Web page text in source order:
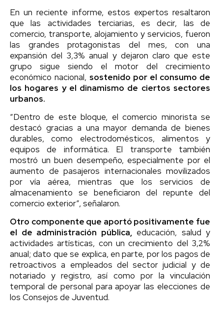
En un reciente informe, estos expertos resaltaron
que las actividades terciarias, es decir, las de
comercio, transporte, alojamiento y servicios, fueron
las grandes protagonistas del mes, con una
expansión del 3,3% anual y dejaron claro que este
grupo sigue siendo el motor del crecimiento
económico nacional, sostenido por el consumo de
los hogares y el dinamismo de ciertos sectores
urbanos.
“Dentro de este bloque, el comercio minorista se
destacó gracias a una mayor demanda de bienes
durables, como electrodomésticos, alimentos y
equipos de informática. El transporte también
mostró un buen desempeño, especialmente por el
aumento de pasajeros internacionales movilizados
por vía aérea, mientras que los servicios de
almacenamiento se beneficiaron del repunte del
comercio exterior”, señalaron.
Otro componente que aportó positivamente fue
el de administración pública,educación, salud y
actividades artísticas, con un crecimiento del 3,2%
anual; dato que se explica, en parte, por los pagos de
retroactivos a empleados del sector judicial y de
notariado y registro, así como por la vinculación
temporal de personal para apoyar las elecciones de
los Consejos de Juventud.